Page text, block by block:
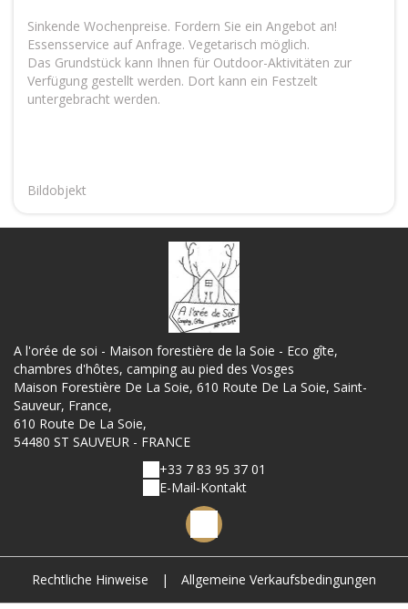
Sinkende Wochenpreise. Fordern Sie ein Angebot an!
Essensservice auf Anfrage. Vegetarisch möglich.
Das Grundstück kann Ihnen für Outdoor-Aktivitäten zur
Verfügung gestellt werden. Dort kann ein Festzelt
untergebracht werden.
Bildobjekt
A l'orée de soi - Maison forestière de la Soie - Eco gîte,
chambres d'hôtes, camping au pied des Vosges
Maison Forestière De La Soie, 610 Route De La Soie, Saint-
Sauveur, France,
610 Route De La Soie,
54480 ST SAUVEUR - FRANCE
+33 7 83 95 37 01
E-Mail-Kontakt
Rechtliche Hinweise | Allgemeine Verkaufsbedingungen